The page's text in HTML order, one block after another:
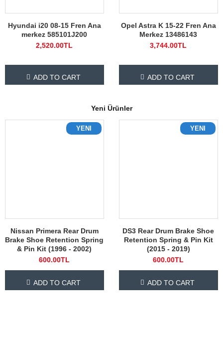
Hyundai i20 08-15 Fren Ana
merkez 585101J200
2,520.00TL
ADD TO CART
Opel Astra K 15-22 Fren Ana
Merkez 13486143
3,744.00TL
ADD TO CART
Yeni Ürünler
YENI
Nissan Primera Rear Drum
Brake Shoe Retention Spring
& Pin Kit (1996 - 2002)
600.00TL
ADD TO CART
YENI
DS3 Rear Drum Brake Shoe
Retention Spring & Pin Kit
(2015 - 2019)
600.00TL
ADD TO CART